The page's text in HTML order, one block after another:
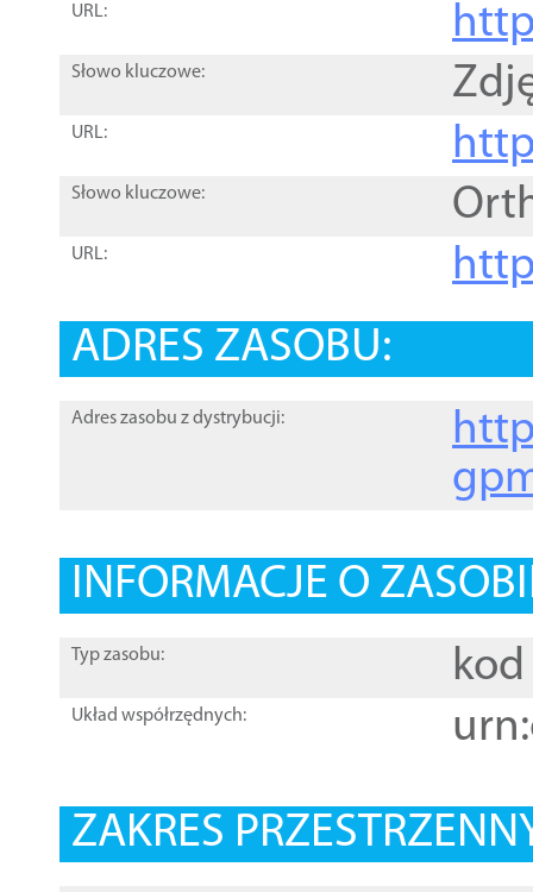
URL:
Słowo kluczowe:
URL:
Słowo kluczowe:
URL:
ADRES ZASOBU:
Adres zasobu z dystrybucji:
INFORMACJE O
Typ zasobu: kod
Układ współrzędnych:
ZAKRES